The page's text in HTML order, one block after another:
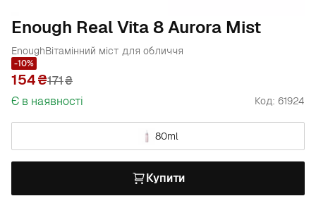
Enough Real Vita 8 Aurora Mist
EnoughВітамінний міст для обличчя
-10%
154 171₴
Є в наявності
Код: 61924
80ml
Купити